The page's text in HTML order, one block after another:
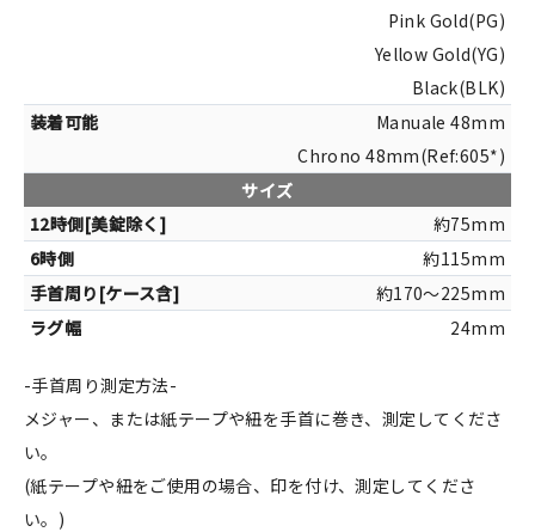
Pink Gold(PG)
Yellow Gold(YG)
Black(BLK)
Manuale 48mm
Chrono 48mm(Ref:605*)
サイズ
約75mm
約115mm
約170～225mm
24mm
-手首周り測定方法-
メジャー、または紙テープや紐を手首に巻き、測定してくださ
い。
(紙テープや紐をご使用の場合、印を付け、測定してくださ
い。)